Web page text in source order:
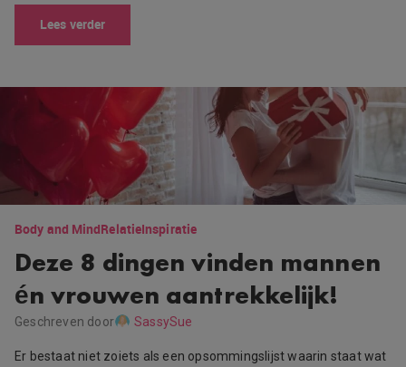
Lees verder
Body and MindRelatieInspiratie
Deze 8 dingen vinden mannen
én vrouwen aantrekkelijk!
Geschreven door SassySue
Er bestaat niet zoiets als een opsommingslijst waarin staat wat